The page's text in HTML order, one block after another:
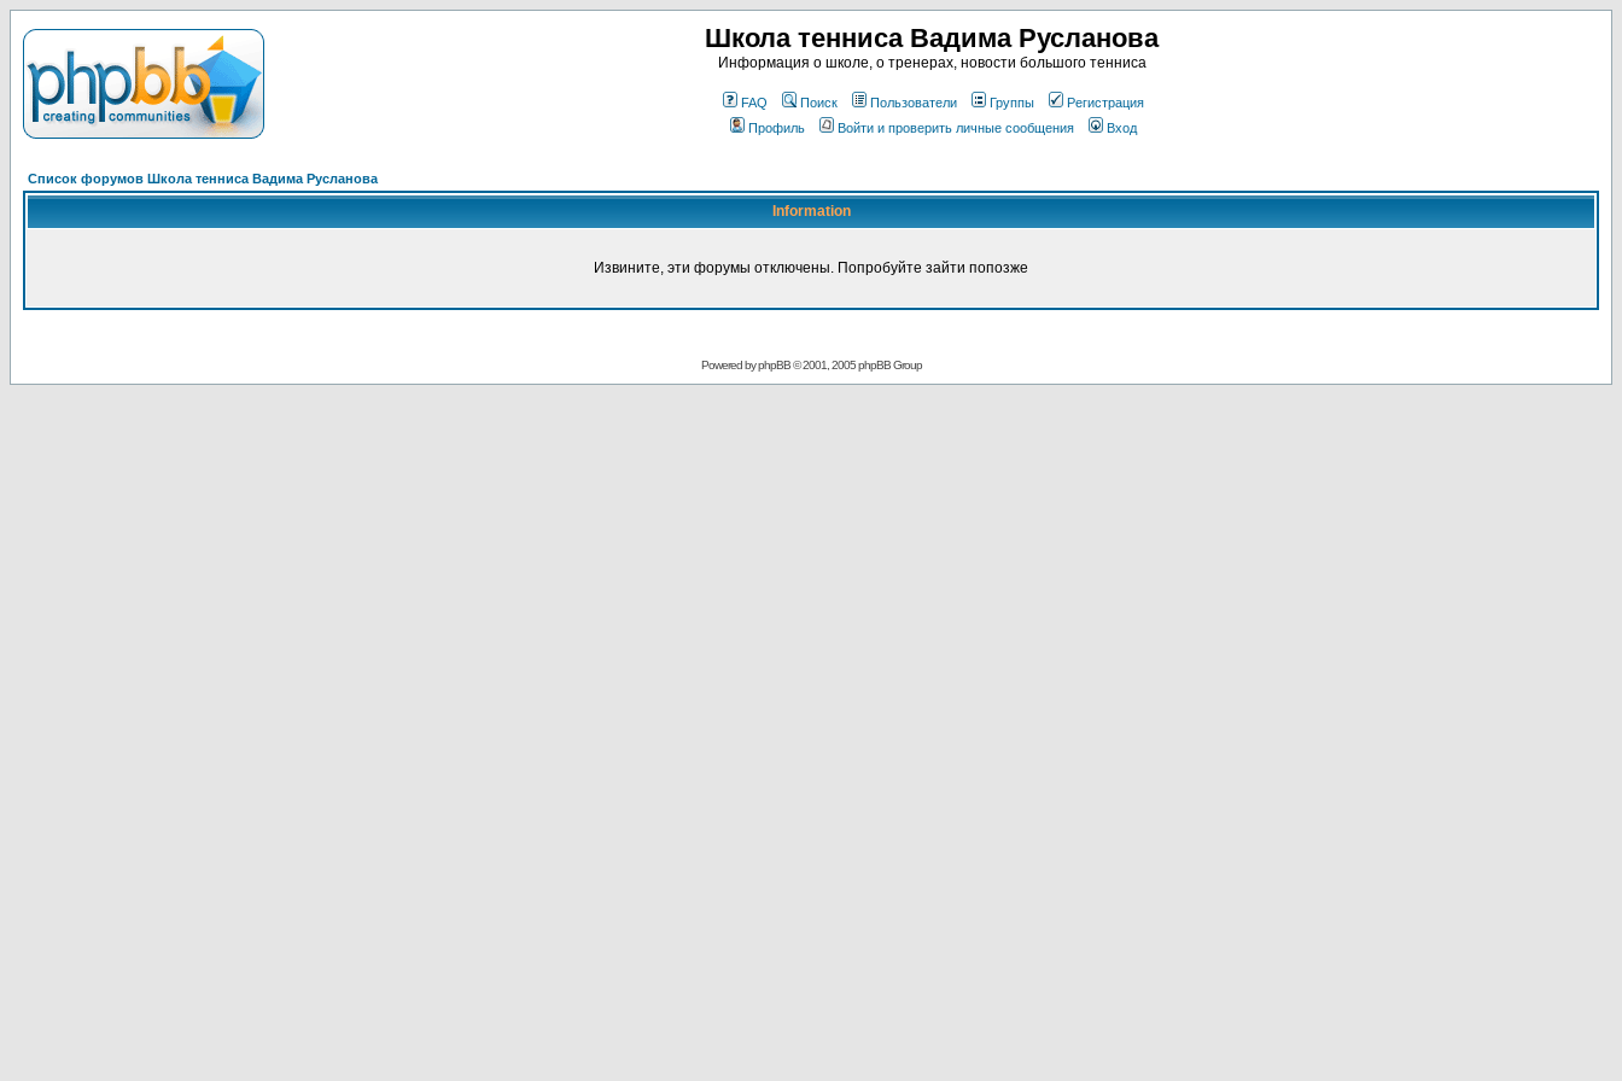
Школа тенниса Вадима Русланова
Информация о школе, о тренерах, новости большого тенниса
FAQ Поиск Пользователи Группы
Регистрация
Профиль
Войти и проверить личные сообщения Вход
Список форумов Школа тенниса Вадима Русланова
Information
Извините, эти форумы отключены. Попробуйте зайти попозже
Powered byphpBB© 2001, 2005 phpBB Group